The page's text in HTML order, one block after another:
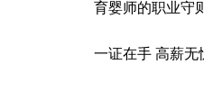
育婴师的职业守
一证在手 高薪无